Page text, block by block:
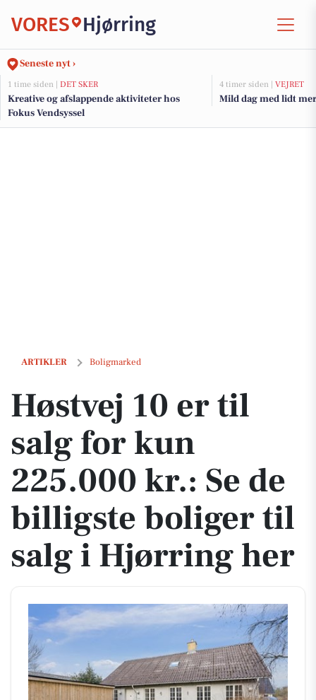
VORES Hjørring
Seneste nyt ›
1 time siden | DET SKER
Kreative og afslappende aktiviteter hos
Fokus Vendsyssel
4 timer siden | VEJRET
Mild dag med lidt
ARTIKLER Boligmarked
Høstvej 10 er til salg for kun 225.000 kr.: Se de billigste boliger til
Høstvej 10 er til
salg for kun
225.000 kr.: Se de
billigste boliger til
salg i Hjørring her